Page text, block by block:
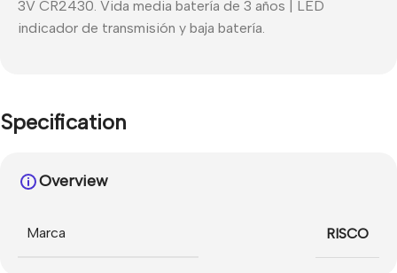
3V CR2430. Vida media batería de 3 años | LED
indicador de transmisión y baja batería.
Specification
Overview
Marca RISCO